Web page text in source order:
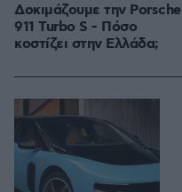
Δοκιμάζουμε την Porsche
911 Turbo S - Πόσο
κοστίζει στην Ελλάδα;